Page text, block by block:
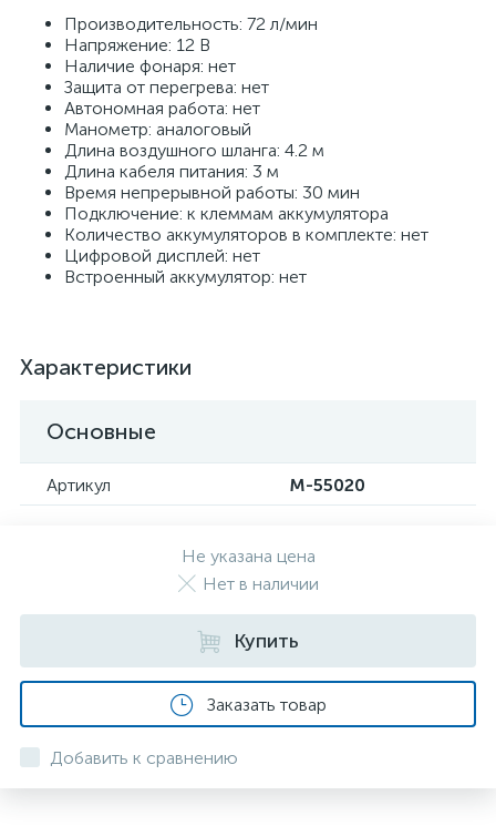
Производительность: 72 л/мин
Напряжение: 12 В
Наличие фонаря: нет
Защита от перегрева: нет
Автономная работа: нет
Манометр: аналоговый
Длина воздушного шланга: 4.2 м
Длина кабеля питания: 3 м
Время непрерывной работы: 30 мин
Подключение: к клеммам аккумулятора
Количество аккумуляторов в комплекте: нет
Цифровой дисплей: нет
Встроенный аккумулятор: нет
Характеристики
Основные
Артикул M-55020
Не указана цена
Нет в наличии
Купить
Заказать товар
Добавить к сравнению